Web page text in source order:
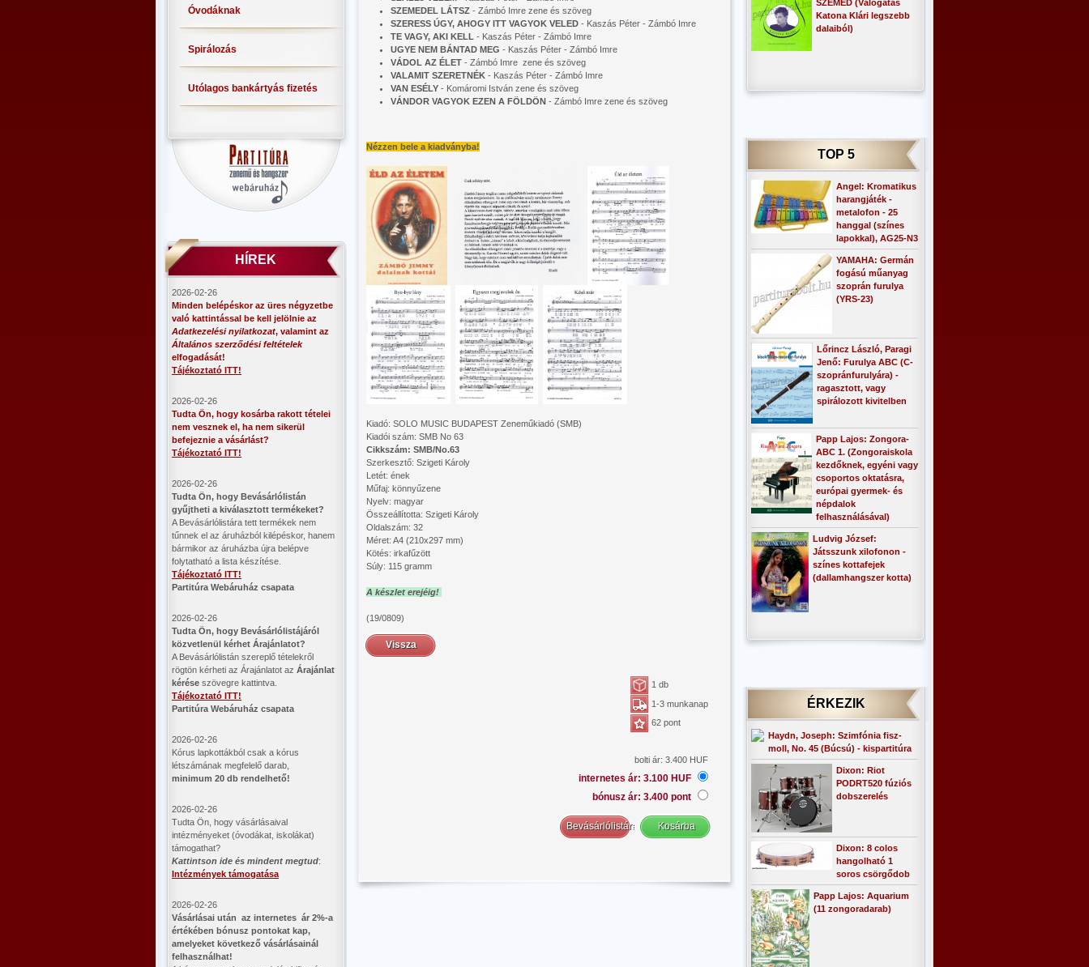
Óvodáknak
Spirálozás
Utólagos bankártyás fizetés
HÍREK
2026-02-26
Minden belépéskor az üres négyzetbe
való kattintással be kell jelölnie az
Adatkezelési nyilatkozat, valamint az
Általános szerződési feltételek
elfogadását!
Tájékoztató ITT!
2026-02-26
Tudta Ön, hogy kosárba rakott tételei
nem vesznek el, ha nem sikerül
befejeznie a vásárlást?
Tájékoztató ITT!
2026-02-26
​Tudta Ön, hogy Bevásárlólistán
gyűjtheti a kiválasztott termékeket?
A Bevásárlólistára tett termékek nem
tűnnek el az áruházból kilépéskor, hanem
bármikor az áruházba újra belépve
folytatható a lista készítése.
Tájékoztató ITT!
Partitúra Webáruház csapata
2026-02-26
​Tudta Ön, hogy Bevásárlólistájáról
közvetlenül kérhet Árajánlatot?
A Bevásárlólistán szereplő tételekről
rögtön kérheti az Árajánlatot az Árajánlat
kérése szövegre kattintva.
Tájékoztató ITT!
Partitúra Webáruház csapata
2026-02-26
Kórus lapkottákból csak a kórus
létszámának megfelelő darab,
minimum 20 db rendelhető!
2026-02-26
Tudta Ön, hogy vásárlásaival
intézményeket (óvodákat, iskolákat)
támogathat?
Kattintson ide és mindent megtud:
Intézmények támogatása
2026-02-26
Vásárlásai után az internetes ár 2%-a
értékében bónusz pontokat kap,
amelyeket következő vásárlásainál
felhasználhat!
SZEMEDEL LÁTSZ - Zámbó Imre zene és szöveg
SZERESS ÚGY, AHOGY ITT VAGYOK VELED - Kaszás Péter - Zámbó Imre
TE VAGY, AKI KELL - Kaszás Péter - Zámbó Imre
UGYE NEM BÁNTAD MEG - Kaszás Péter - Zámbó Imre
VÁDOL AZ ÉLET - Zámbó Imre zene és szöveg
VALAMIT SZERETNÉK - Kaszás Péter - Zámbó Imre
VAN ESÉLY - Komáromi István zene és szöveg
VÁNDOR VAGYOK EZEN A FÖLDÖN - Zámbó Imre zene és szöveg
Nézzen bele a kiadványba!
Kiadó: SOLO MUSIC BUDAPEST Zeneműkiadó (SMB)
Kiadói szám: SMB No 63
Cikkszám: SMB/No.63
Szerkesztő: Szigeti Károly
Letét: ének
Műfaj: könnyűzene
Nyelv: magyar
Összeállította: Szigeti Károly
Oldalszám: 32
Méret: A4 (210x297 mm)
Kötés: irkafűzött
Súly: 115 gramm
A készlet erejéig!
(19/0809)
Vissza
1 db
1-3 munkanap
62 pont
bolti ár: 3.400 HUF
internetes ár: 3.100 HUF
bónusz ár: 3.400 pont
SZEMED (Válogatás
Katona Klári legszebb
dalaiból)
TOP 5
Angel: Kromatikus
harangjáték -
metalofon - 25
hanggal (színes
lapokkal), AG25-N3
YAMAHA: Germán
fogású műanyag
szoprán furulya
(YRS-23)
Lőrincz László, Paragi
Jenő: Furulya ABC (C-
szopránfurulyára) -
ragasztott, vagy
spirálozott kivitelben
Papp Lajos: Zongora-
ABC 1. (Zongoraiskola
kezdőknek, egyéni vagy
csoportos oktatásra,
európai gyermek- és
népdalok
felhasználásával)
Ludvig József:
Játsszunk xilofonon -
színes kottafejek
(dallamhangszer kotta)
ÉRKEZIK
Haydn, Joseph: Szimfónia fisz-
moll, No. 45 (Búcsú) - kispartitúra
Dixon: Riot
PODRT520 fúziós
dobszerelés
Dixon: 8 colos
hangolható 1
soros csörgődob
Papp Lajos: Aquarium
(11 zongoradarab)